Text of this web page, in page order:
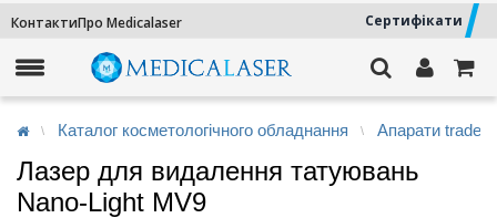
КонтактиПро Medicalaser Сертифікати
Каталог косметологічного обладнання Апарати trade-
Лазер для видалення татуювань
Nano-Light MV9